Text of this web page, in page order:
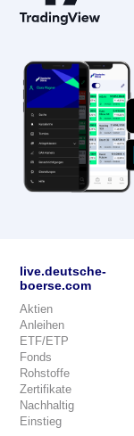
live.deutsche-
boerse.com
Aktien
Anleihen
ETF/ETP
Fonds
Rohstoffe
Zertifikate
Nachhaltig
Einstieg